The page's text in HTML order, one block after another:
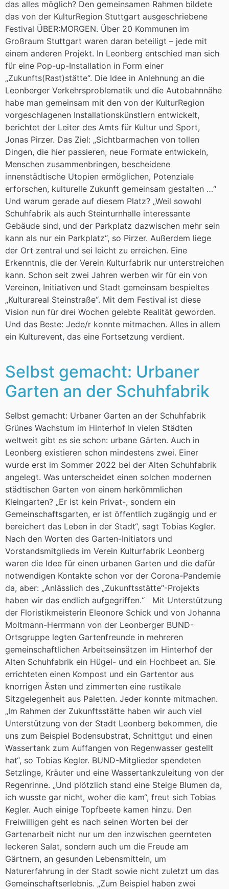
das alles möglich? Den gemeinsamen Rahmen bildete
das von der KulturRegion Stuttgart ausgeschriebene
Festival ÜBER:MORGEN. Über 20 Kommunen im
Großraum Stuttgart waren daran beteiligt – jede mit
einem anderen Projekt. In Leonberg entschied man sich
für eine Pop-up-Installation in Form einer
„Zukunfts(Rast)stätte“. Die Idee in Anlehnung an die
Leonberger Verkehrsproblematik und die Autobahnnähe
habe man gemeinsam mit den von der KulturRegion
vorgeschlagenen Installationskünstlern entwickelt,
berichtet der Leiter des Amts für Kultur und Sport,
Jonas Pirzer. Das Ziel: „Sichtbarmachen von tollen
Dingen, die hier passieren, neue Formate entwickeln,
Menschen zusammenbringen, bescheidene
innenstädtische Utopien ermöglichen, Potenziale
erforschen, kulturelle Zukunft gemeinsam gestalten …“
Und warum gerade auf diesem Platz? „Weil sowohl
Schuhfabrik als auch Steinturnhalle interessante
Gebäude sind, und der Parkplatz dazwischen mehr sein
kann als nur ein Parkplatz“, so Pirzer. Außerdem liege
der Ort zentral und sei leicht zu erreichen. Eine
Erkenntnis, die der Verein Kulturfabrik nur unterstreichen
kann. Schon seit zwei Jahren werben wir für ein von
Vereinen, Initiativen und Stadt gemeinsam bespieltes
„Kulturareal Steinstraße“. Mit dem Festival ist diese
Vision nun für drei Wochen gelebte Realität geworden.
Und das Beste: Jede/r konnte mitmachen. Alles in allem
ein Kulturevent, das eine Fortsetzung verdient.
Selbst gemacht: Urbaner
Garten an der Schuhfabrik
Selbst gemacht: Urbaner Garten an der Schuhfabrik
Grünes Wachstum im Hinterhof In vielen Städten
weltweit gibt es sie schon: urbane Gärten. Auch in
Leonberg existieren schon mindestens zwei. Einer
wurde erst im Sommer 2022 bei der Alten Schuhfabrik
angelegt. Was unterscheidet einen solchen modernen
städtischen Garten von einem herkömmlichen
Kleingarten? „Er ist kein Privat-, sondern ein
Gemeinschaftsgarten, er ist öffentlich zugängig und er
bereichert das Leben in der Stadt“, sagt Tobias Kegler.
Nach den Worten des Garten-Initiators und
Vorstandsmitglieds im Verein Kulturfabrik Leonberg
waren die Idee für einen urbanen Garten und die dafür
notwendigen Kontakte schon vor der Corona-Pandemie
da, aber: „Anlässlich des „Zukunftsstätte“-Projekts
haben wir das endlich aufgegriffen.“ Mit Unterstützung
der Floristikmeisterin Eleonore Schick und von Johanna
Moltmann-Herrmann von der Leonberger BUND-
Ortsgruppe legten Gartenfreunde in mehreren
gemeinschaftlichen Arbeitseinsätzen im Hinterhof der
Alten Schuhfabrik ein Hügel- und ein Hochbeet an. Sie
errichteten einen Kompost und ein Gartentor aus
knorrigen Ästen und zimmerten eine rustikale
Sitzgelegenheit aus Paletten. Jeder konnte mitmachen.
„Im Rahmen der Zukunftsstätte haben wir auch viel
Unterstützung von der Stadt Leonberg bekommen, die
uns zum Beispiel Bodensubstrat, Schnittgut und einen
Wassertank zum Auffangen von Regenwasser gestellt
hat“, so Tobias Kegler. BUND-Mitglieder spendeten
Setzlinge, Kräuter und eine Wassertankzuleitung von der
Regenrinne. „Und plötzlich stand eine Steige Blumen da,
ich wusste gar nicht, woher die kam“, freut sich Tobias
Kegler. Auch einige Topfbeete kamen hinzu. Den
Freiwilligen geht es nach seinen Worten bei der
Gartenarbeit nicht nur um den inzwischen geernteten
leckeren Salat, sondern auch um die Freude am
Gärtnern, an gesunden Lebensmitteln, um
Naturerfahrung in der Stadt sowie nicht zuletzt um das
Gemeinschaftserlebnis. „Zum Beispiel haben zwei